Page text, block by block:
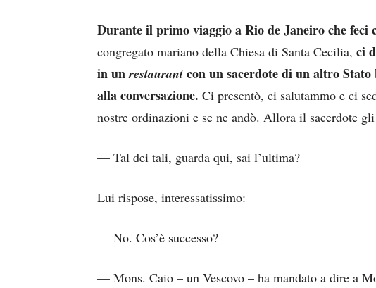
Durante il primo viaggio a Rio de Janeiro che feci
congregato mariano della Chiesa di Santa Cecilia, ci
in unrestaurant con un sacerdote di un altro Stato
alla conversazione. Ci presentò, ci salutammo e ci
nostre ordinazioni e se ne andò. Allora il sacerdote
— Tal dei tali, guarda qui, sai l’ultima?
Lui rispose, interessatissimo:
— No. Cos’è successo?
— Mons. Caio – un Vescovo – ha mandato a dire a